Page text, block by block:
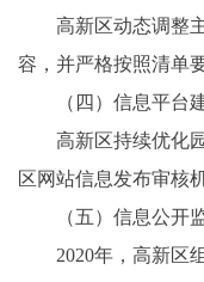
高新区动态调整主
容，并严格按照清单
（四）信息平台
高新区持续优化园
区网站信息发布审核
（五）信息公开监
2020年，高新区